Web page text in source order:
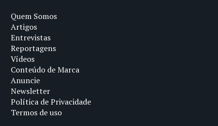
Quem Somos
Artigos
Entrevistas
Reportagens
Vídeos
Conteúdo de Marca
Anuncie
Newsletter
Política de Privacidade
Termos de uso